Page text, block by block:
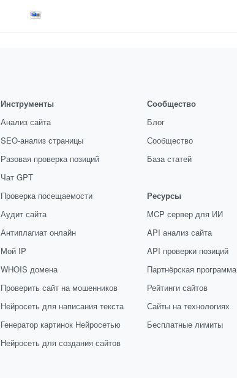
Инструменты
Анализ сайта
SEO-анализ страницы
Разовая проверка позиций
Чат GPT
Проверка посещаемости
Аудит сайта
Антиплагиат онлайн
Мой IP
WHOIS домена
Проверить сайт на мошенников
Нейросеть для написания текста
Генератор картинок Нейросетью
Нейросеть для создания сайтов
Сообщество
Блог
Сообщество
База статей
Ресурсы
MCP сервер для ИИ
API анализ сайта
API проверки позиций
Партнёрская программа
Рейтинги сайтов
Сайты на технологиях
Бесплатные лимиты